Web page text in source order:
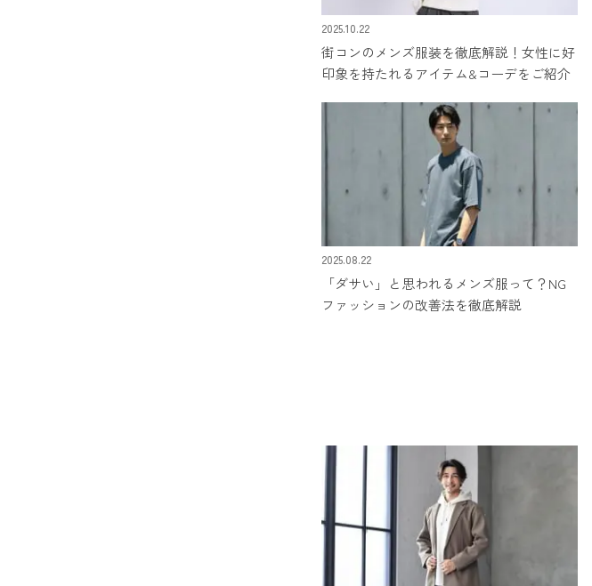
2025.10.22
街コンのメンズ服装を徹底解説！女性に好
印象を持たれるアイテム&コーデをご紹介
2025.08.22
「ダサい」と思われるメンズ服って？NG
ファッションの改善法を徹底解説